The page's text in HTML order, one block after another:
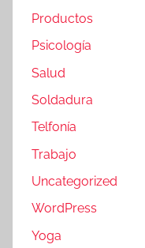
Productos
Psicología
Salud
Soldadura
Telfonía
Trabajo
Uncategorized
WordPress
Yoga